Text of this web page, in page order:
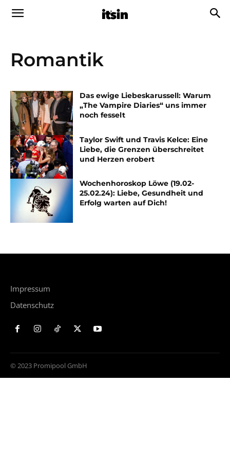
Romantik
Das ewige Liebeskarussell: Warum
„The Vampire Diaries“ uns immer
noch fesselt
Taylor Swift und Travis Kelce: Eine
Liebe, die Grenzen überschreitet
und Herzen erobert
Wochenhoroskop Löwe (19.02-
25.02.24): Liebe, Gesundheit und
Erfolg warten auf Dich!
Impressum
Datenschutz
© 2023 Promipool GmbH